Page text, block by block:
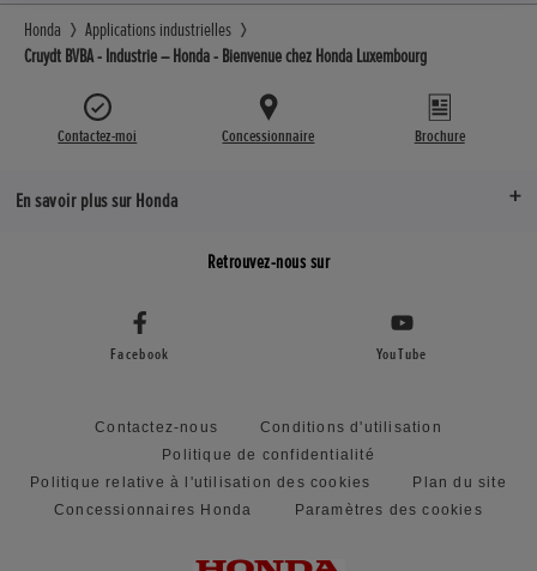
Honda
Applications industrielles
Cruydt BVBA - Industrie – Honda - Bienvenue chez Honda Luxembourg
Contactez-moi Concessionnaire Brochure
En savoir plus sur Honda
Retrouvez-nous sur
Facebook YouTube
Contactez-nous
Conditions d'utilisation
Politique de confidentialité
Politique relative à l'utilisation des cookies
Plan du site
Concessionnaires Honda
Paramètres des cookies